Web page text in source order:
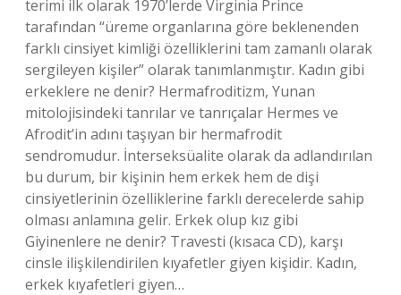
terimi ilk olarak 1970’lerde Virginia Prince
tarafından “üreme organlarına göre beklenenden
farklı cinsiyet kimliği özelliklerini tam zamanlı olarak
sergileyen kişiler” olarak tanımlanmıştır. Kadın gibi
erkeklere ne denir? Hermafroditizm, Yunan
mitolojisindeki tanrılar ve tanrıçalar Hermes ve
Afrodit’in adını taşıyan bir hermafrodit
sendromudur. İnterseksüalite olarak da adlandırılan
bu durum, bir kişinin hem erkek hem de dişi
cinsiyetlerinin özelliklerine farklı derecelerde sahip
olması anlamına gelir. Erkek olup kız gibi
Giyinenlere ne denir? Travesti (kısaca CD), karşı
cinsle ilişkilendirilen kıyafetler giyen kişidir. Kadın,
erkek kıyafetleri giyen…